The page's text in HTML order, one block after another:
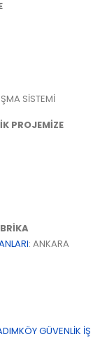
SİSTEMİ
PROJEMİZE
: ANKARA
GÜVENLİK İŞ